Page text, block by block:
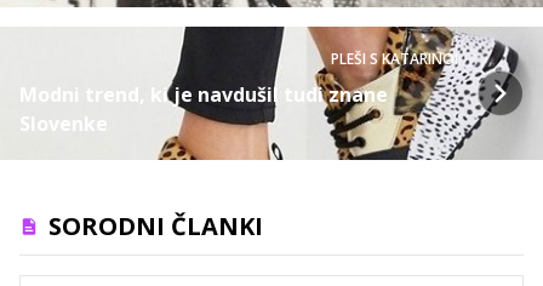
PLEŠI S KATARINO!
Modni trend, ki je navdušil tudi znane
Slovenke
SORODNI ČLANKI